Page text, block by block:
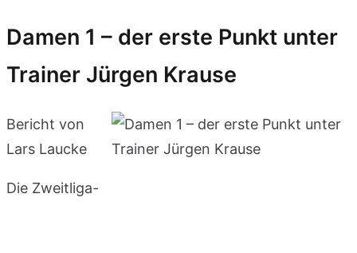
Damen 1 – der erste Punkt unter
Trainer Jürgen Krause
Bericht von
Lars Laucke
Die Zweitliga-